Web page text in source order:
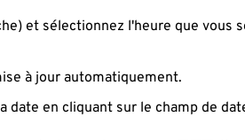
et sélectionnez l'heure que vous
à jour automatiquement.
date en cliquant sur le champ de